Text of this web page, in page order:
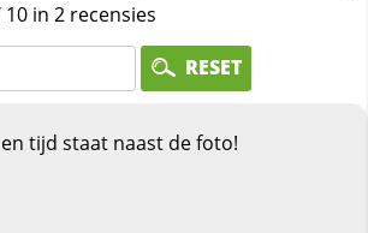
10 in 2 recensies
RESET
tijd staat naast de foto!